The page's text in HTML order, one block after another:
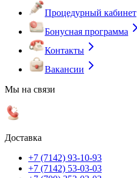
Процедурный кабинет
Бонусная программа
Контакты
Вакансии
Мы на связи
Доставка
+7 (7142) 93-10-93
+7 (7142) 53-03-03